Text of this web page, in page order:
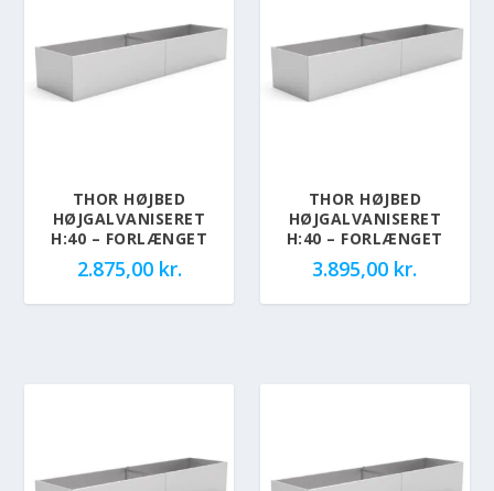
THOR HØJBED
HØJGALVANISERET
H:40 – FORLÆNGET
2.875,00 kr.
THOR HØJBED
HØJGALVANISERET
H:40 – FORLÆNGET
3.895,00 kr.